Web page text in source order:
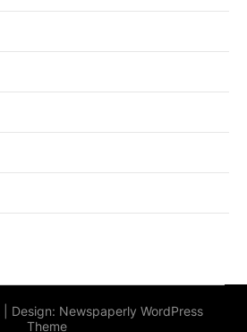
| Design: Newspaperly WordPress
Theme